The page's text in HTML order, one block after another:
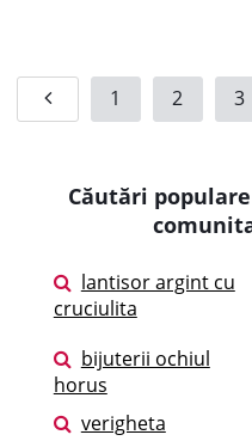
1 2 3
Căutări
lantisor argint cu
cruciulita
bijuterii ochiul
horus
verigheta